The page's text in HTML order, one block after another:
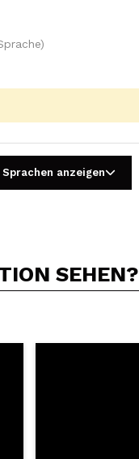
5/5
anzeigen
SEHEN?